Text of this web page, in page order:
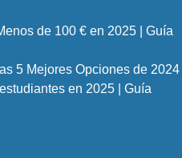
de 100 € en 2025 | Guía
5 Mejores Opciones de 2024
en 2025 | Guía